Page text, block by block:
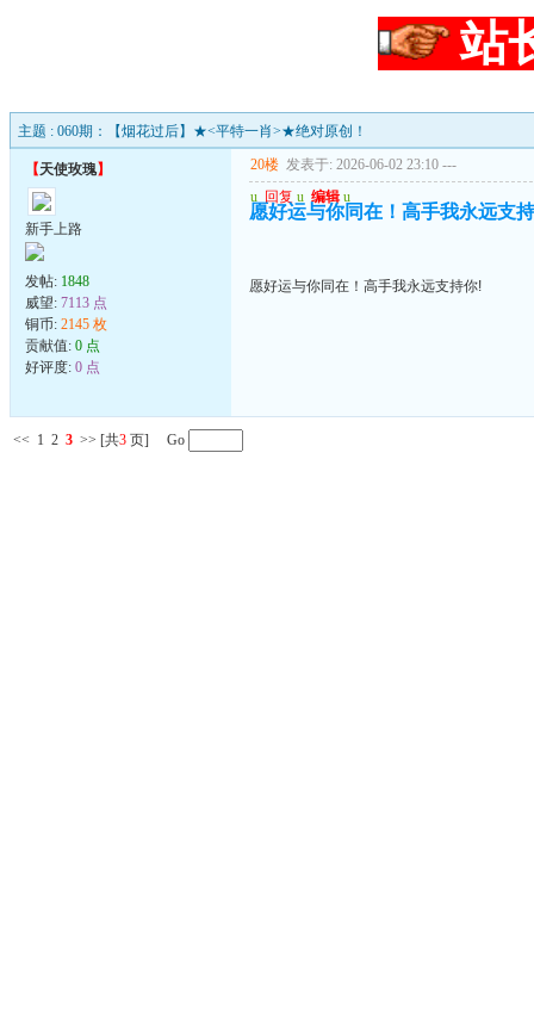
站
主题 : 060期：【烟花过后】★<平特一肖>★绝对原创！
【天使玫瑰】
新手上路
发帖: 1848
威望: 7113 点
铜币: 2145 枚
贡献值: 0 点
好评度: 0 点
20楼 发表于: 2026-06-02 23:10 ---
u 回复 u 编辑 u
愿好运与你同在！高手我永远支
愿好运与你同在！高手我永远支持你!
<< 1 2 3 >> [共3 页] Go